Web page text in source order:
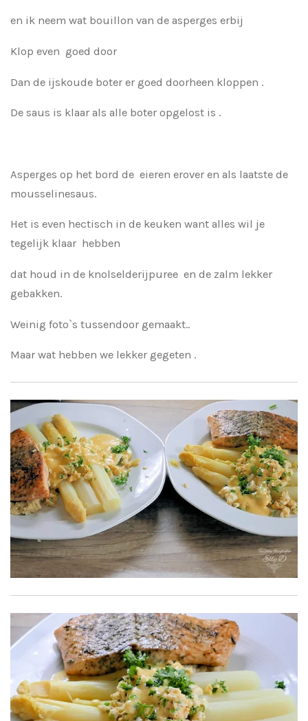
en ik neem wat bouillon van de asperges erbij
Klop even goed door
Dan de ijskoude boter er goed doorheen kloppen .
De saus is klaar als alle boter opgelost is .
Asperges op het bord de eieren erover en als laatste de
mousselinesaus.
Het is even hectisch in de keuken want alles wil je
tegelijk klaar hebben
dat houd in de knolselderijpuree en de zalm lekker
gebakken.
Weinig foto`s tussendoor gemaakt..
Maar wat hebben we lekker gegeten .